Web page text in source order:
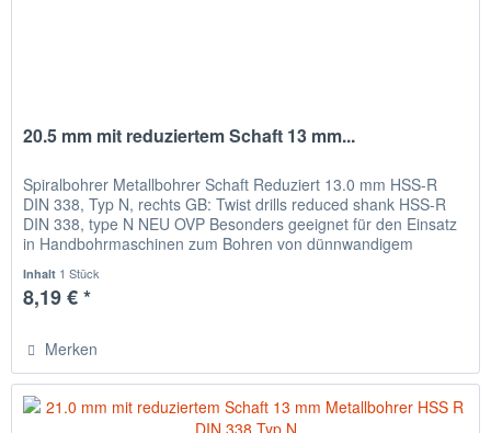
20.5 mm mit reduziertem Schaft 13 mm...
Spiralbohrer Metallbohrer Schaft Reduziert 13.0 mm HSS-R
DIN 338, Typ N, rechts GB: Twist drills reduced shank HSS-R
DIN 338, type N NEU OVP Besonders geeignet für den Einsatz
in Handbohrmaschinen zum Bohren von dünnwandigem
Inhalt 1 Stück
8,19 € *
Merken